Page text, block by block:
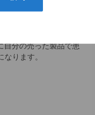
はほとんどいませ
自分の売った製品で患
ります。